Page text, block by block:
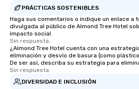
PRÁCTICAS SOSTENIBLES
Haga sus comentarios o indique un enlace a
divulgada al público de Almond Tree Hotel
impacto social.
Sin respuesta.
¿Almond Tree Hotel cuenta con una
eliminación y desvío de basura (como
De ser así, describa su estrategia para
Sin respuesta.
DIVERSIDAD E INCLUSIÓN